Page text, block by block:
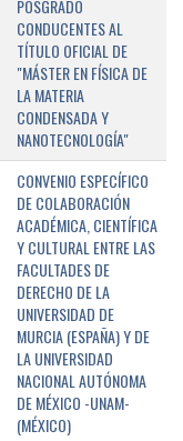
POSGRADO
CONDUCENTES AL
TÍTULO OFICIAL DE
"MÁSTER EN FÍSICA DE
LA MATERIA
CONDENSADA Y
NANOTECNOLOGÍA"
CONVENIO ESPECÍFICO
DE COLABORACIÓN
ACADÉMICA, CIENTÍFICA
Y CULTURAL ENTRE LAS
FACULTADES DE
DERECHO DE LA
UNIVERSIDAD DE
MURCIA (ESPAÑA) Y DE
LA UNIVERSIDAD
NACIONAL AUTÓNOMA
DE MÉXICO -UNAM-
(MÉXICO)